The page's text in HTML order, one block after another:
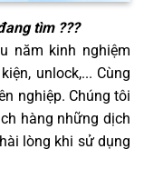
tìm ???
năm kinh nghiệm
unlock,... Cùng
nghiệp. Chúng tôi
hàng những dịch
lòng khi sử dụng